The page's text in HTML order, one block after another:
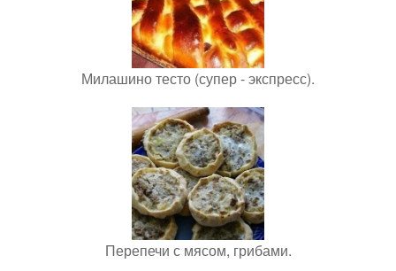
Милашино тесто (супер - экспресс).
Перепечи с мясом, грибами.